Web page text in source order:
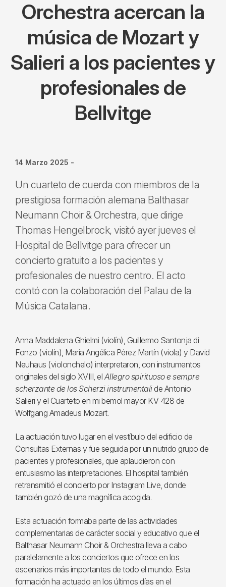
Orchestra acercan la
música de Mozart y
Salieri a los pacientes y
profesionales de
Bellvitge
14 Marzo 2025 -
Un cuarteto de cuerda con miembros de la
prestigiosa formación alemana Balthasar
Neumann Choir & Orchestra, que dirige
Thomas Hengelbrock, visitó ayer jueves el
Hospital de Bellvitge para ofrecer un
concierto gratuito a los pacientes y
profesionales de nuestro centro. El acto
contó con la colaboración del Palau de la
Música Catalana.
Anna Maddalena Ghielmi (violín), Guillermo Santonja di
Fonzo (violín), Maria Angélica Pérez Martín (viola) y David
Neuhaus (violonchelo) interpretaron, con instrumentos
originales del siglo XVIII, el Allegro spirituoso e sempre
scherzante de los Scherzi instrumentalide Antonio
Salieri y el Cuarteto en mi bemol mayor KV 428 de
Wolfgang Amadeus Mozart.
La actuación tuvo lugar en el vestíbulo del edificio de
Consultas Externas y fue seguida por un nutrido grupo de
pacientes y profesionales, que aplaudieron con
entusiasmo las interpretaciones. El hospital también
retransmitió el concierto por Instagram Live, donde
también gozó de una magnífica acogida.
Esta actuación formaba parte de las actividades
complementarias de carácter social y educativo que el
Balthasar Neumann Choir & Orchestra lleva a cabo
paralelamente a los conciertos que ofrece en los
escenarios más importantes de todo el mundo. Esta
formación ha actuado en los últimos días en el